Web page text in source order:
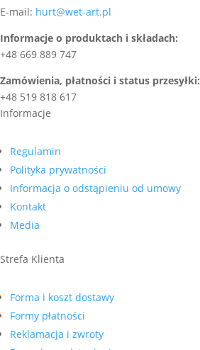
E-mail: hurt@wet-art.pl
Informacje o produktach i składach:
+48 669 889 747
Zamówienia, płatności i status przesyłki:
+48 519 818 617
Informacje
Regulamin
Polityka prywatności
Informacja o odstąpieniu od umowy
Kontakt
Media
Strefa Klienta
Forma i koszt dostawy
Formy płatności
Reklamacja i zwroty